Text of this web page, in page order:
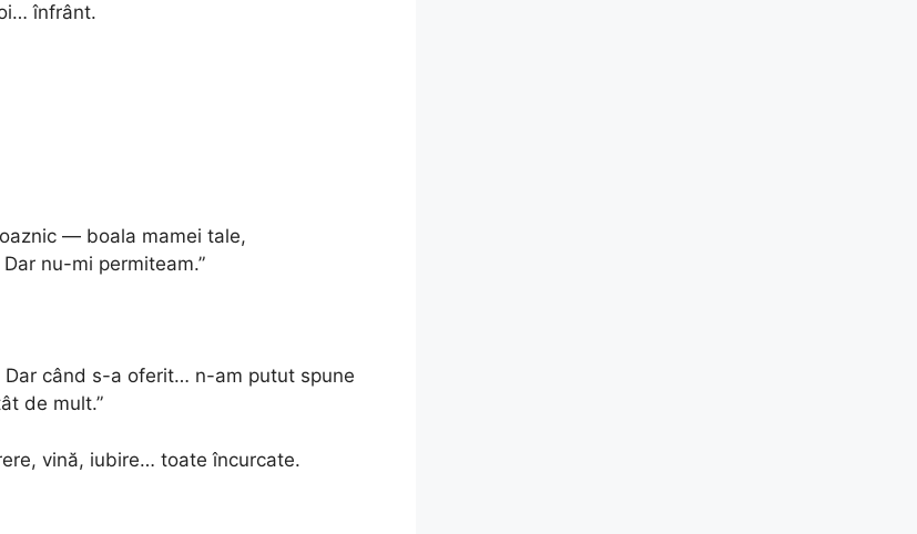
înfrânt.
— boala mamei tale,
nu-mi permiteam.”
când s-a oferit… n-am putut spune
de mult.”
vină, iubire… toate încurcate.